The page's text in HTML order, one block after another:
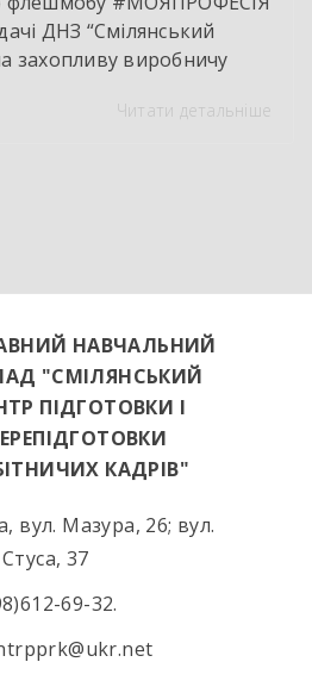
ДНЗ “Смілянський
захопливу виробничу
кахлі, інноваційне
майбутніх фахівцях. […]
Читати детальніше
НАВЧАЛЬНИЙ
"СМІЛЯНСЬКИЙ
ПІДГОТОВКИ І
КАДРІВ"
вул. Мазура, 26; вул.
37
69-32.